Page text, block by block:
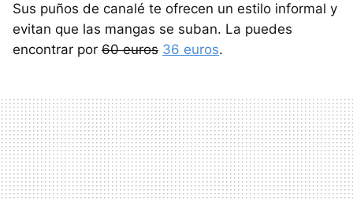
Sus puños de canalé te ofrecen un estilo informal y
evitan que las mangas se suban. La puedes
encontrar por 60 euros 36 euros.